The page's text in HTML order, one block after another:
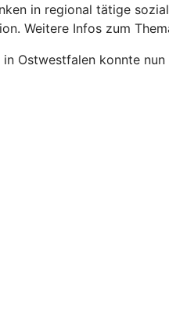
in regional tätige
Weitere Infos zum
Ostwestfalen konnte